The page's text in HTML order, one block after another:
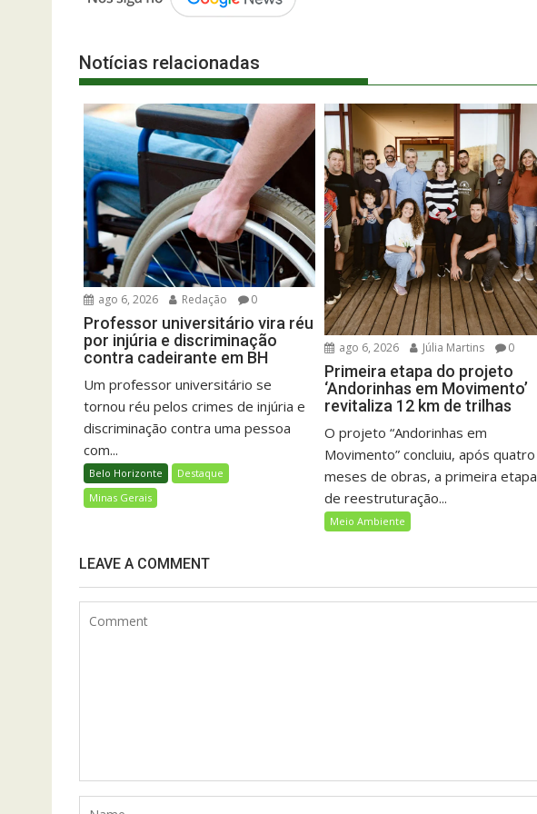
Notícias relacionadas
ago 6, 2026 Redação 0
Professor universitário vira réu
por injúria e discriminação
contra cadeirante em BH
Um professor universitário se
tornou réu pelos crimes de injúria e
discriminação contra uma pessoa
com...
Belo Horizonte
Destaque
Minas Gerais
ago 6, 2026 Júlia Martins 0
Primeira etapa do projeto
‘Andorinhas em Movimento’
revitaliza 12 km de trilhas
O projeto “Andorinhas em
Movimento” concluiu, após quatro
meses de obras, a primeira etapa
de reestruturação...
Meio Ambiente
LEAVE A COMMENT